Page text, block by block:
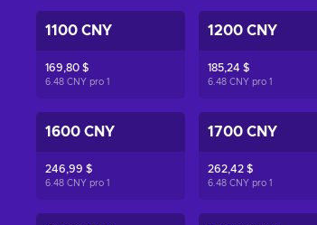
1100 CNY
169,80 $
6.48 CNY pro 1
1200 CNY
185,24 $
6.48 CNY pro 1
1600 CNY
246,99 $
6.48 CNY pro 1
1700 CNY
262,42 $
6.48 CNY pro 1